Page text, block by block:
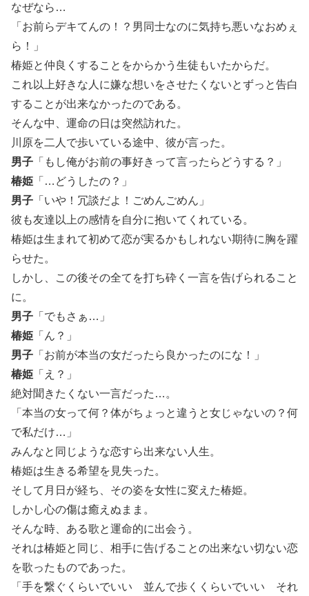
なぜなら…
「お前らデキてんの！？男同士なのに気持ち悪いなおめぇ
ら！」
椿姫と仲良くすることをからかう生徒もいたからだ。
これ以上好きな人に嫌な想いをさせたくないとずっと告白
することが出来なかったのである。
そんな中、運命の日は突然訪れた。
川原を二人で歩いている途中、彼が言った。
男子 「もし俺がお前の事好きって言ったらどうする？」
椿姫 「…どうしたの？」
男子 「いや！冗談だよ！ごめんごめん」
彼も友達以上の感情を自分に抱いてくれている。
椿姫は生まれて初めて恋が実るかもしれない期待に胸を躍
らせた。
しかし、この後その全てを打ち砕く一言を告げられること
に。
男子 「でもさぁ…」
椿姫 「ん？」
男子 「お前が本当の女だったら良かったのにな！」
椿姫 「え？」
絶対聞きたくない一言だった…。
「本当の女って何？体がちょっと違うと女じゃないの？何
で私だけ…」
みんなと同じような恋すら出来ない人生。
椿姫は生きる希望を見失った。
そして月日が経ち、その姿を女性に変えた椿姫。
しかし心の傷は癒えぬまま。
そんな時、ある歌と運命的に出会う。
それは椿姫と同じ、相手に告げることの出来ない切ない恋
を歌ったものであった。
「手を繋ぐくらいでいい 並んで歩くくらいでいい それ